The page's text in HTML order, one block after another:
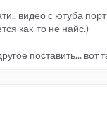
видео с ютуба
как-то не найс.)
поставить... вот